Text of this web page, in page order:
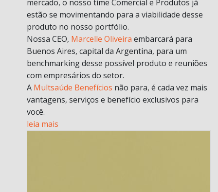
mercado, o nosso time Comercial e Produtos já
estão se movimentando para a viabilidade desse
produto no nosso portfólio.
Nossa CEO, Marcelle Oliveira embarcará para
Buenos Aires, capital da Argentina, para um
benchmarking desse possível produto e reuniões
com empresários do setor.
A Multsaúde Benefícios não para, é cada vez mais
vantagens, serviços e benefício exclusivos para
você.
leia mais